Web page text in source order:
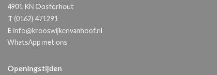
4901 KN Oosterhout
T (0162) 471291
E info@krooswijkenvanhoof.nl
WhatsApp met ons
Openingstijden